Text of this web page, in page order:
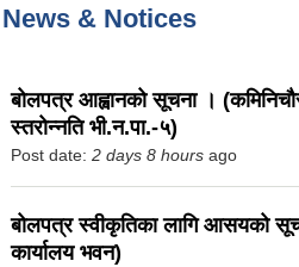
News & Notices
बोलपत्र आह्वानको सूचना ।
स्तरोन्नति भी.न.पा.-५)
Post date: 2 days 8 hours ago
बोलपत्र स्वीकृतिका लागि आसयको
कार्यालय भवन)